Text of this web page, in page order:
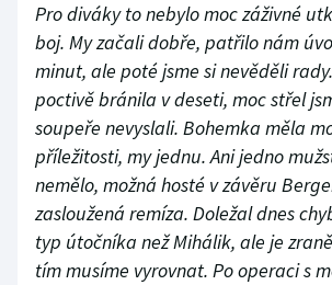
Pro diváky to nebylo moc záživné
boj. My začali dobře, patřilo nám
minut, ale poté jsme si nevěděli
poctivě bránila v deseti, moc střel
soupeře nevyslali. Bohemka měla
příležitosti, my jednu. Ani jedno
nemělo, možná hosté v závěru
zasloužená remíza. Doležal dnes
typ útočníka než Mihálik, ale je
tím musíme vyrovnat. Po operaci s